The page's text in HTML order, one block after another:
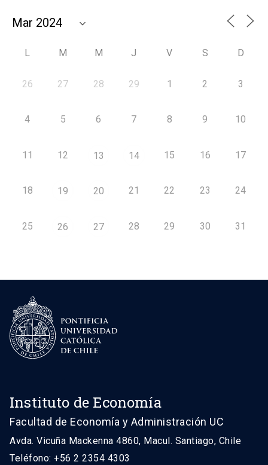
L M M J V S D
26 27 28 29 1 2 3
4 5 6 7 8 9 10
11 12 13 14 15 16 17
18 19 20 21 22 23 24
25 26 27 28 29 30 31
Instituto de Economía
Facultad de Economía y Administración UC
Avda. Vicuña Mackenna 4860, Macul. Santiago, Chile
Teléfono: +56 2 2354 4303